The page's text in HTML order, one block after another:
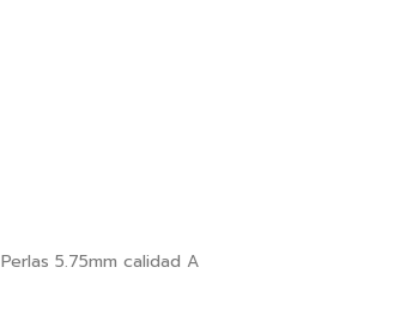
Perlas 5.75mm calidad A